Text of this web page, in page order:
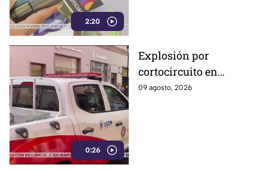
2:20
0:26
Explosión por
cortocircuito en
registro subterráneo
09 agosto, 2026